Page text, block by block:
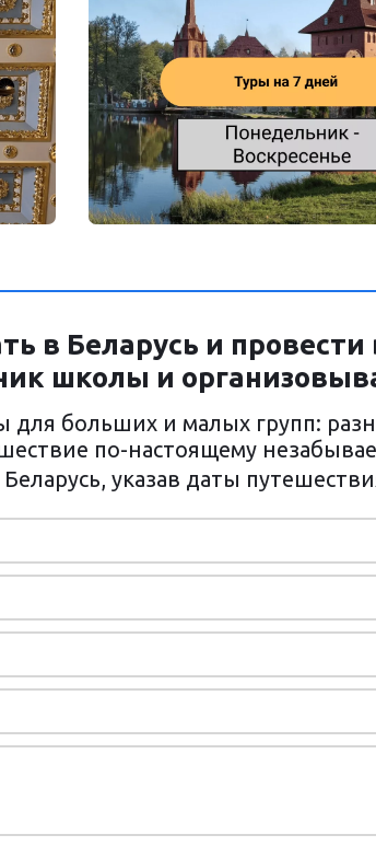
в Беларусь и
школы и
для больших и малых групп:
по-настоящему
Беларусь, указав даты